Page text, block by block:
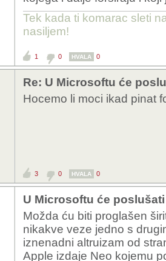
Tek kada ti komarac sleti
nasiljem!
1 0 HVALA 0
Re: U Microsoftu će
Hocemo li moci ikad pinat
3 0 HVALA 0
U Microsoftu će
Možda ću biti proglašen
nikakve veze jedno s
iznenadni altruizam od
Apple izdaje Neo kojemu